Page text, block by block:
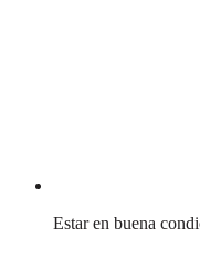
Estar en buena